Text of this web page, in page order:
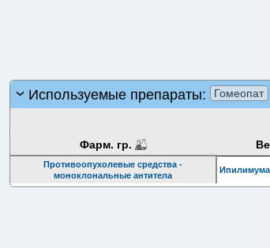
Используемые препараты: Гомеопат
Фарм. гр.
Противоопухолевые средства -
моноклональные антитела